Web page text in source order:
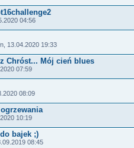
04:56
13.04.2020 19:33
Chróst... Mój cień blues
07:59
08:09
10:19
bajek ;)
08:45